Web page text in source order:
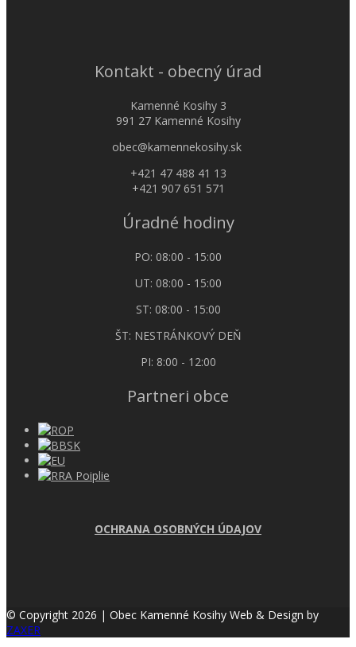
Kontakt - obecný úrad
Kamenné Kosihy 3
991 27 Kamenné Kosihy
obec@kamennekosihy.sk
+421 47 488 41 13
+421 907 651 571
Úradné hodiny
PO: 08:00 - 15:00
UT: 08:00 - 15:00
ST: 08:00 - 15:00
ŠT: NESTRÁNKOVÝ DEŇ
PI: 8:00 - 12:00
Partneri obce
OCHRANA OSOBNÝCH ÚDAJOV
© Copyright 2026 | Obec Kamenné Kosihy Web & Design by
ZAXER